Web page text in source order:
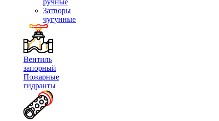
ручные
Затворы
чугунные
Вентиль
запорный
Пожарные
гидранты